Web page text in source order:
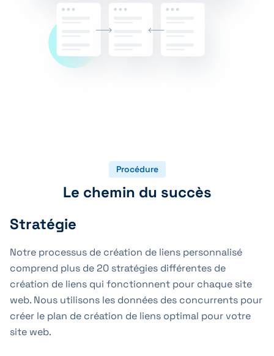
Procédure
Le chemin du succès
Stratégie
Notre processus de création de liens personnalisé
comprend plus de 20 stratégies différentes de
création de liens qui fonctionnent pour chaque site
web. Nous utilisons les données des concurrents pour
créer le plan de création de liens optimal pour votre
site web.